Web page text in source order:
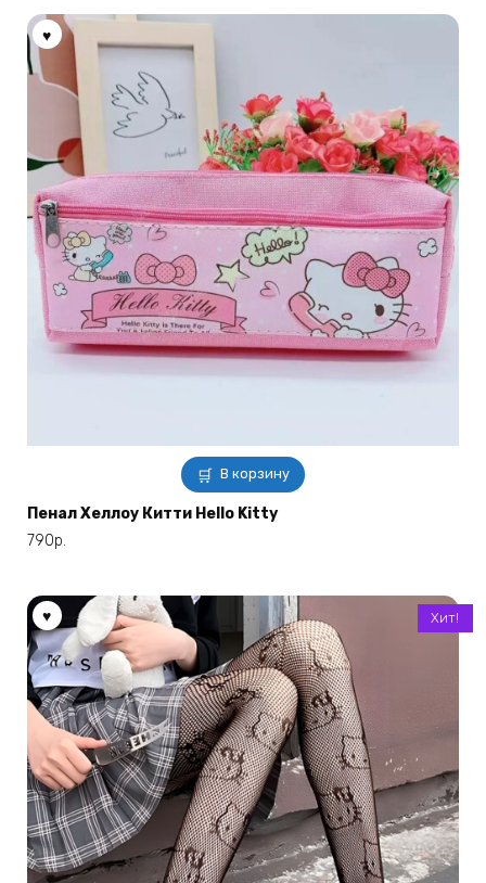
В корзину
Пенал Хеллоу Китти Hello Kitty
790р.
Хит!